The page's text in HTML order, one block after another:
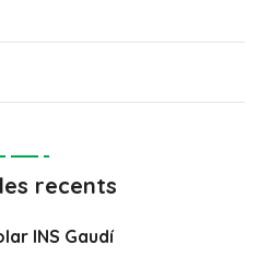
recents
INS Gaudí